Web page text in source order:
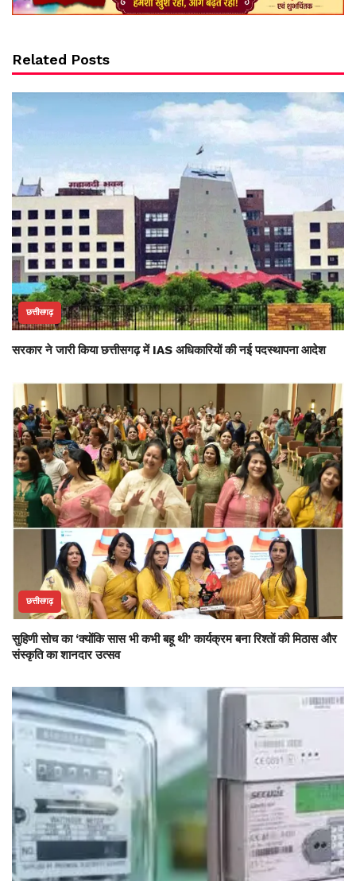
Related Posts
छत्तीसगढ़
सरकार ने जारी किया छत्तीसगढ़ में IAS अधिकारियों की नई पदस्थापना आदेश
छत्तीसगढ़
सुहिणी सोच का ‘क्योंकि सास भी कभी बहू थी’ कार्यक्रम बना रिश्तों की मिठास और
संस्कृति का शानदार उत्सव